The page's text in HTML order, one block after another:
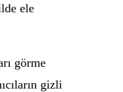
ele
görme
gizli